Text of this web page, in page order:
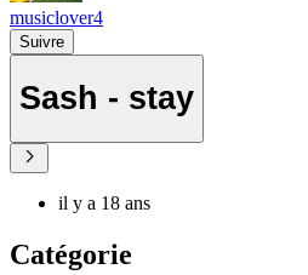
musiclover4
Suivre
Sash - stay
il y a 18 ans
Catégorie